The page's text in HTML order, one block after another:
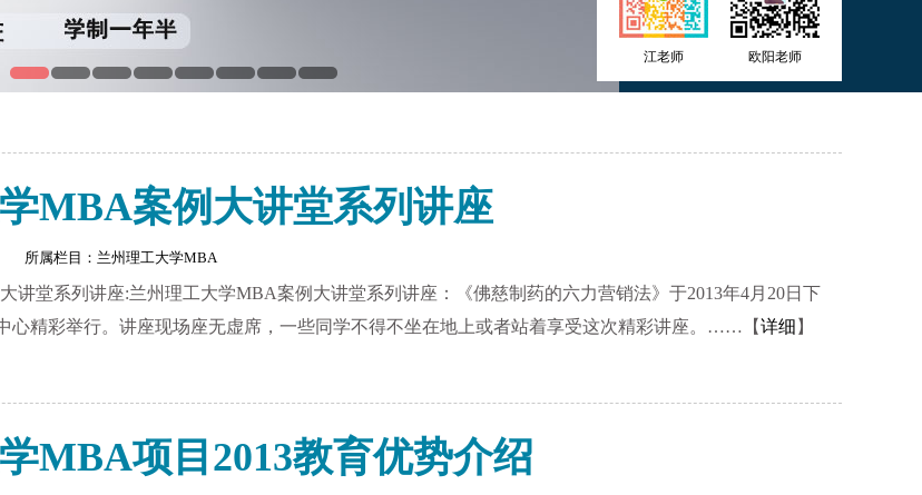
江老师 欧阳老师
MBA案例大讲堂系列讲座
所属栏目： 兰州理工大学MBA
讲堂系列讲座:兰州理工大学MBA案例大讲堂系列讲座：《佛慈制药的六力营销法》于2013年4月20日下
心精彩举行。讲座现场座无虚席，一些同学不得不坐在地上或者站着享受这次精彩讲座。……【详细 】
MBA项目2013教育优势介绍